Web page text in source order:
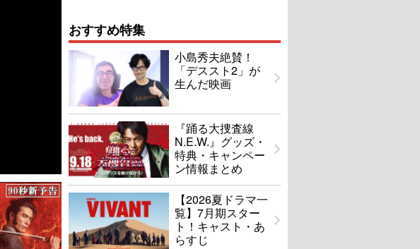
おすすめ特集
小島秀夫絶賛！
「デススト2」が
生んだ映画
『踊る大捜査線
N.E.W.』グッズ・
特典・キャンペー
ン情報まとめ
【2026夏ドラマ一
覧】7月期スター
ト！キャスト・あ
らすじ